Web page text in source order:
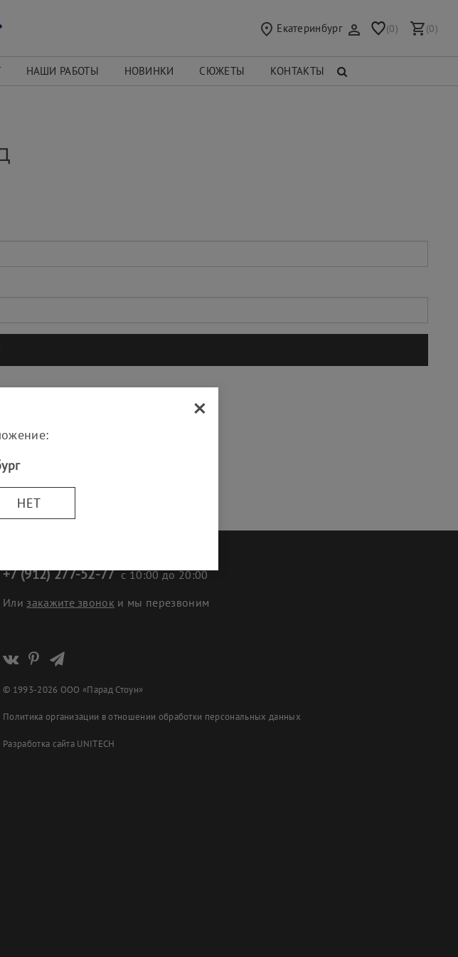
Екатеринбург (0) (0)
НАШИ РАБОТЫ НОВИНКИ СЮЖЕТЫ КОНТАКТЫ
+7 (912) 277-52-77с 10:00 до 20:00
Или закажите звонок и мы перезвоним
© 1993-2026 ООО «Парад Стоун»
Политика организации в отношении обработки персональных данных
Разработка сайта UNITECH
×
НЕТ